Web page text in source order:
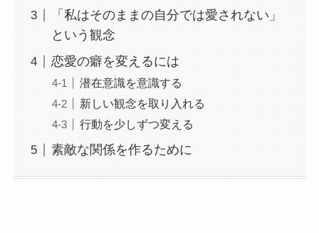
「私はそのままの自分では愛されない」
という観念
恋愛の癖を変えるには
潜在意識を意識する
新しい観念を取り入れる
行動を少しずつ変える
素敵な関係を作るために